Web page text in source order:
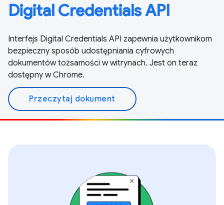
Digital Credentials API
Interfejs Digital Credentials API zapewnia użytkownikom
bezpieczny sposób udostępniania cyfrowych
dokumentów tożsamości w witrynach. Jest on teraz
dostępny w Chrome.
Przeczytaj dokument